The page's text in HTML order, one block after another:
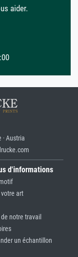
aider.
Austria
d'informations
votre art
de notre travail
un échantillon